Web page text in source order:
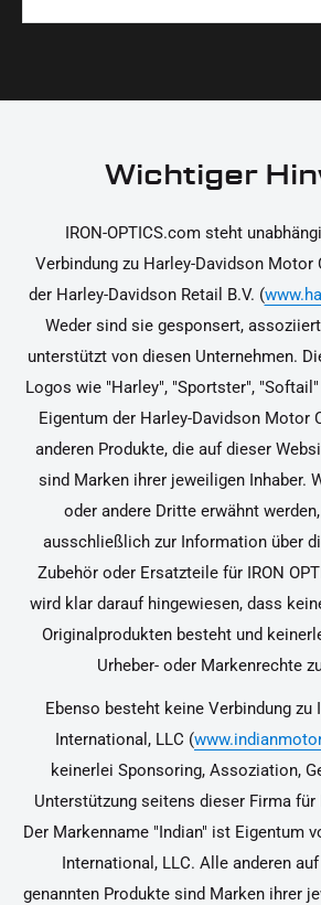
korrekt an deinem Motorrad zu
Ja, du kannst die Teile innerhalb von
Rücksendung findest du in unseren
Wichtiger
IRON-OPTICS.com steht
Verbindung zu Harley-Davidson Motor
der Harley-Davidson Retail B.V. (
Weder sind sie gesponsert,
unterstützt von diesen Unternehmen.
Logos wie "Harley", "Sportster",
Eigentum der Harley-Davidson Motor
anderen Produkte, die auf dieser
sind Marken ihrer jeweiligen Inhaber.
oder andere Dritte erwähnt
ausschließlich zur Information über
Zubehör oder Ersatzteile für IRON
wird klar darauf hingewiesen, dass
Originalprodukten besteht und
Urheber- oder Markenrechte
Ebenso besteht keine Verbindung
International, LLC (
keinerlei Sponsoring, Assoziation,
Unterstützung seitens dieser Firma für
Der Markenname "Indian" ist Eigentum
International, LLC. Alle anderen
genannten Produkte sind Marken ihrer